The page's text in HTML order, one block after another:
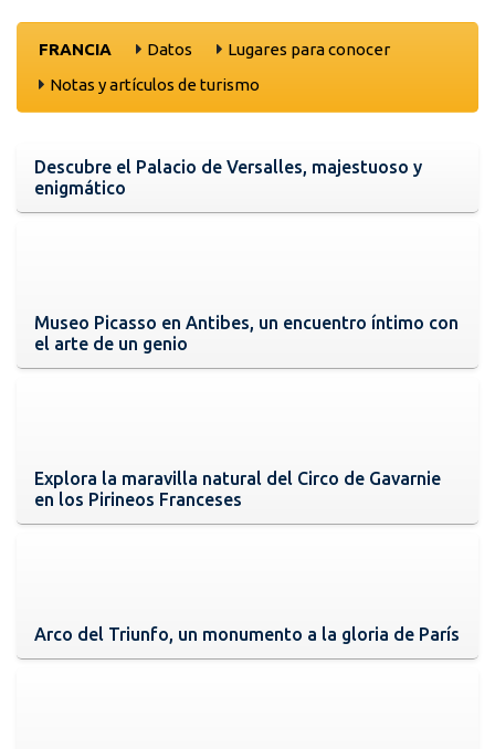
FRANCIA Datos
Lugares para conocer
Notas y artículos de turismo
Descubre el Palacio de Versalles, majestuoso y
enigmático
Museo Picasso en Antibes, un encuentro íntimo con
el arte de un genio
Explora la maravilla natural del Circo de Gavarnie
en los Pirineos Franceses
Arco del Triunfo, un monumento a la gloria de París